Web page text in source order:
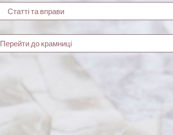
Статті та вправи
Перейти до крамниці